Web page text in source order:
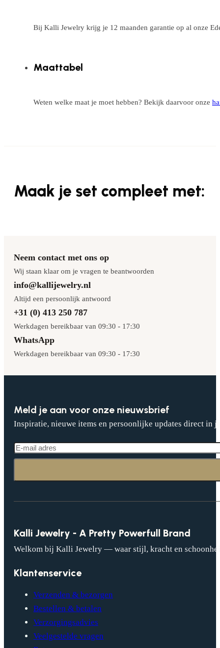
Bij Kalli Jewelry krijg je 12 maanden garantie op al onze
Maattabel
Weten welke maat je moet hebben? Bekijk daarvoor onze
Maak je set compleet met:
Neem contact met ons op
Wij staan klaar om je vragen te beantwoorden
info@kallijewelry.nl
Altijd een persoonlijk antwoord
+31 (0) 413 250 787
Werkdagen bereikbaar van 09:30 - 17:30
WhatsApp
Werkdagen bereikbaar van 09:30 - 17:30
Meld je aan voor onze nieuwsbrief
Inspiratie, nieuwe items en persoonlijke updates direct in
Kalli Jewelry - A Pretty Powerfull Brand
Welkom bij Kalli Jewelry — waar stijl, kracht en
Klantenservice
Verzenden & bezorgen
Bestellen & betalen
Verzorgingsadvies
Veelgestelde vragen